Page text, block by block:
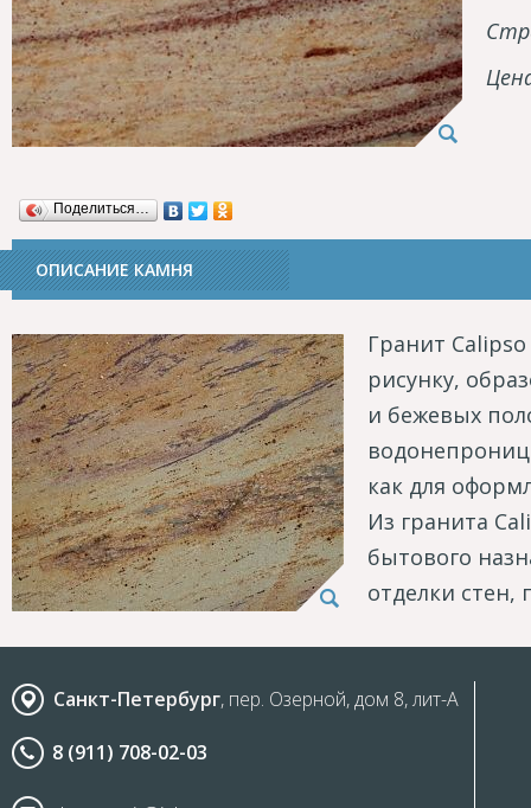
Поделиться…
ОПИСАНИЕ КАМНЯ
Гранит
рисунку,
и бежевых
как для
Из гранита
бытового
отделки стен,
Санкт-Петербург, пер. Озерной, дом 8, лит-А
8 (911) 708-02-03